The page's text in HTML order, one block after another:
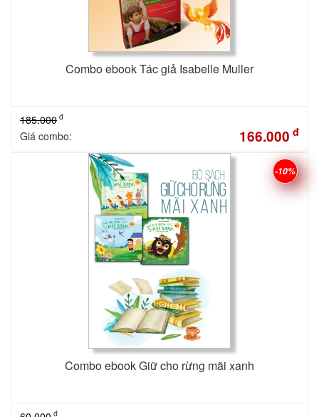
Combo ebook Tác giả Isabelle Muller
185.000 đ
Giá combo: 166.000 đ
Combo ebook Giữ cho rừng mãi xanh
đ
-10%